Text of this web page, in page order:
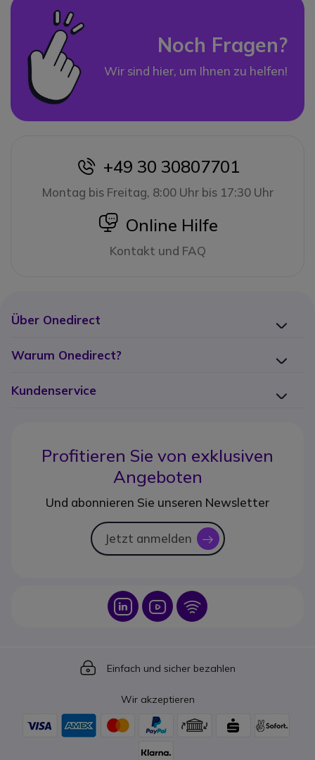
Noch Fragen?
Wir sind hier, um Ihnen zu helfen!
icon
+49 30 30807701
Montag bis Freitag, 8:00 Uhr bis 17:30 Uhr
icon
Online Hilfe
Kontakt und FAQ
Über Onedirect
Warum Onedirect?
Kundenservice
Profitieren Sie von exklusiven
Angeboten
Und abonnieren Sie unseren Newsletter
Jetzt anmelden icon
Icon Icon Icon
Icon
Einfach und sicher bezahlen
Wir akzeptieren